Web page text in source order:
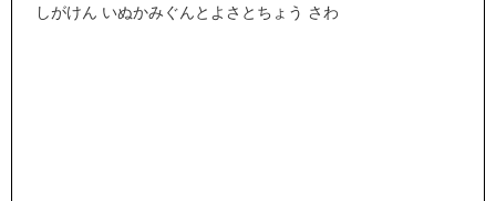
しがけん いぬかみぐんとよさとちょう さわ